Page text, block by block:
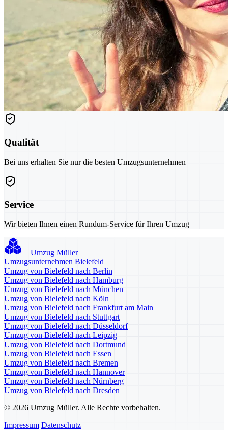
Qualität
Bei uns erhalten Sie nur die besten Umzugsunternehmen
Service
Wir bieten Ihnen einen Rundum-Service für Ihren Umzug
Umzug Müller
Umzugsunternehmen Bielefeld
Umzug von Bielefeld nach Berlin
Umzug von Bielefeld nach Hamburg
Umzug von Bielefeld nach München
Umzug von Bielefeld nach Köln
Umzug von Bielefeld nach Frankfurt am Main
Umzug von Bielefeld nach Stuttgart
Umzug von Bielefeld nach Düsseldorf
Umzug von Bielefeld nach Leipzig
Umzug von Bielefeld nach Dortmund
Umzug von Bielefeld nach Essen
Umzug von Bielefeld nach Bremen
Umzug von Bielefeld nach Hannover
Umzug von Bielefeld nach Nürnberg
Umzug von Bielefeld nach Dresden
© 2026 Umzug Müller. Alle Rechte vorbehalten.
Impressum Datenschutz